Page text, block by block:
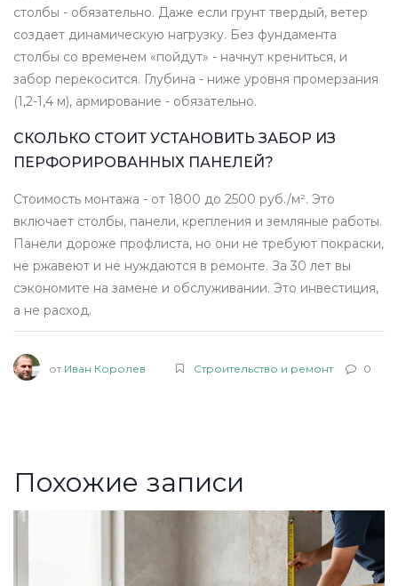
столбы - обязательно. Даже если грунт твердый, ветер
создает динамическую нагрузку. Без фундамента
столбы со временем «пойдут» - начнут крениться, и
забор перекосится. Глубина - ниже уровня промерзания
(1,2-1,4 м), армирование - обязательно.
СКОЛЬКО СТОИТ УСТАНОВИТЬ ЗАБОР ИЗ
ПЕРФОРИРОВАННЫХ ПАНЕЛЕЙ?
Стоимость монтажа - от 1800 до 2500 руб./м². Это
включает столбы, панели, крепления и земляные работы.
Панели дороже профлиста, но они не требуют покраски,
не ржавеют и не нуждаются в ремонте. За 30 лет вы
сэкономите на замене и обслуживании. Это инвестиция,
а не расход.
от Иван Королев Строительство и ремонт 0
Похожие записи